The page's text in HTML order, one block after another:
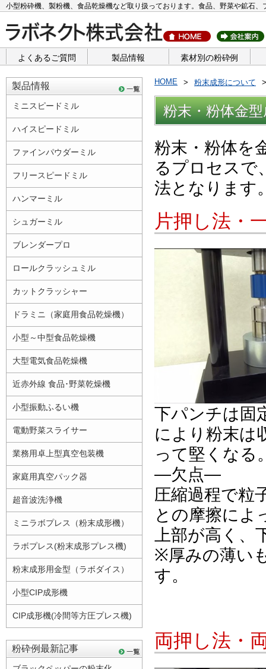
小型粉砕機、製粉機、食品乾燥機など取り扱っております。食品、野菜や鉱石
よくあるご質問 製品情報 素材別の粉砕例
HOME 粉末成形について
粉末・粉体金
粉末・粉体を
るプロセスで
法となります
片押し法・
下パンチは固
により粉末は
って堅くなる
―欠点―
圧縮過程で粒
との摩擦によ
上部が高く
※厚みの薄い
す。
両押し法・
製品情報
ミニスピードミル
ハイスピードミル
ファインパウダーミル
フリースピードミル
ハンマーミル
シュガーミル
ブレンダープロ
ロールクラッシュミル
カットクラッシャー
ドラミニ（家庭用食品乾燥機）
小型～中型食品乾燥機
大型電気食品乾燥機
近赤外線 食品･野菜乾燥機
小型振動ふるい機
電動野菜スライサー
業務用卓上型真空包装機
家庭用真空パック器
超音波洗浄機
ミニラボプレス（粉末成形機）
ラボプレス(粉末成形プレス機)
粉末成形用金型（ラボダイス）
小型CIP成形機
CIP成形機(冷間等方圧プレス機)
粉砕例最新記事